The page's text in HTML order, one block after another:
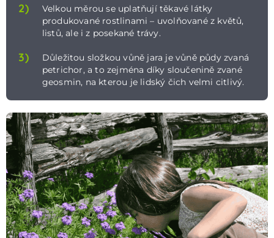
2)
Velkou měrou se uplatňují těkavé látky
produkované rostlinami – uvolňované z květů,
listů, ale i z posekané trávy.
3)
Důležitou složkou vůně jara je vůně půdy zvaná
petrichor, a to zejména díky sloučenině zvané
geosmin, na kterou je lidský čich velmi citlivý.